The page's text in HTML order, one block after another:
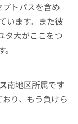
トパスを含め
います。また彼
タ大がここをつ
南地区所属です
り、もう負けら